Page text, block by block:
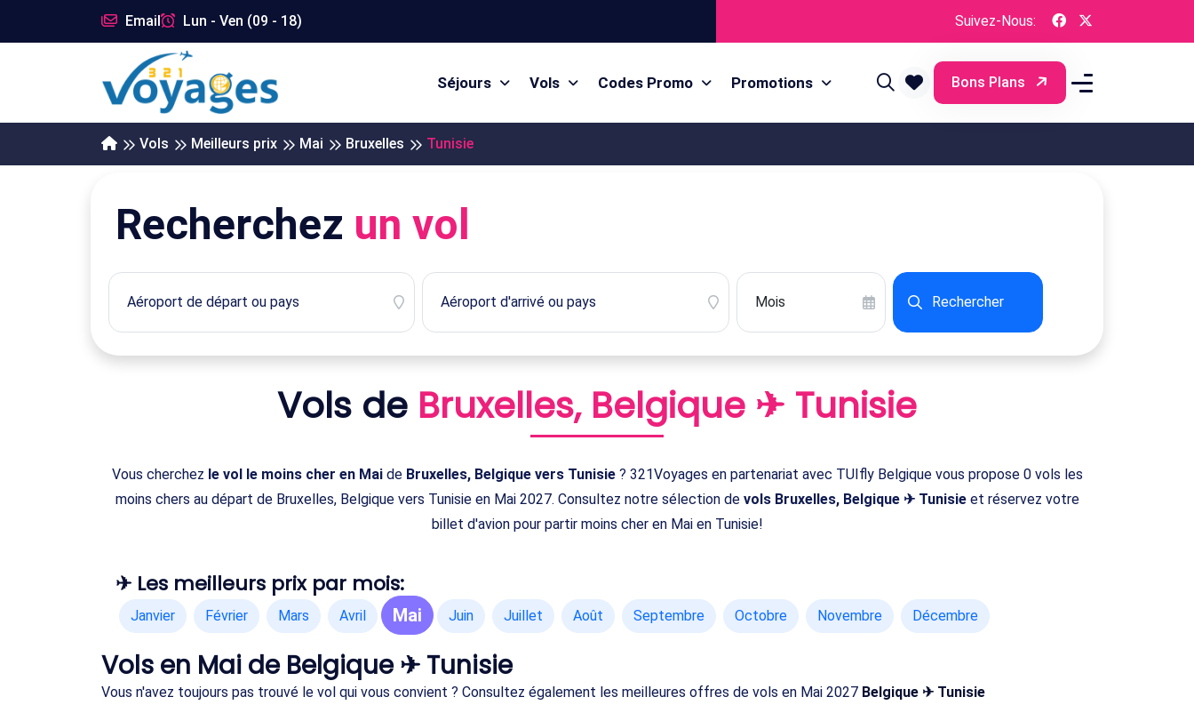
Email Lun - Ven (09 - 18) Suivez-Nous:
Séjours Vols Codes Promo Promotions Bons Plans
Vols Meilleurs prix Mai Bruxelles Tunisie
Recherchez un vol
Rechercher
Vols de Bruxelles, Belgique ✈ Tunisie
Vous cherchez le vol le moins cher en Maide Bruxelles, Belgique vers Tunisie? 321Voyages en partenariat avec TUIfly Belgique vous propose 0 vols les
moins chers au départ de Bruxelles, Belgique vers Tunisie en Mai 2027. Consultez notre sélection de vols Bruxelles, Belgique ✈ Tunisieet réservez votre
billet d'avion pour partir moins cher en Mai en Tunisie!
✈ Les meilleurs prix par mois:
Janvier Février Mars Avril Mai Juin Juillet Août Septembre Octobre Novembre Décembre
Vols en Mai de Belgique ✈ Tunisie
Vous n'avez toujours pas trouvé le vol qui vous convient ? Consultez également les meilleures offres de vols en Mai 2027 Belgique ✈ Tunisie